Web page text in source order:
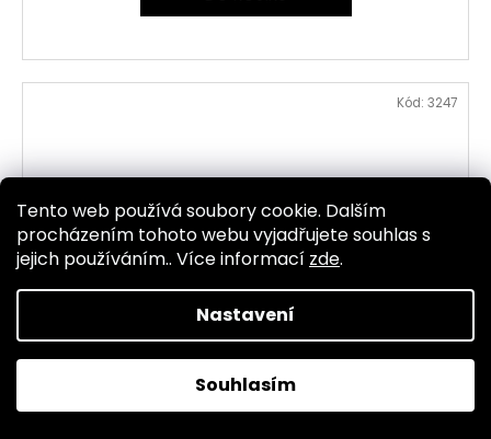
Tento web používá soubory cookie. Dalším
procházením tohoto webu vyjadřujete souhlas s
jejich používáním.. Více informací zde.
Nastavení
Souhlasím
Kód: 3247